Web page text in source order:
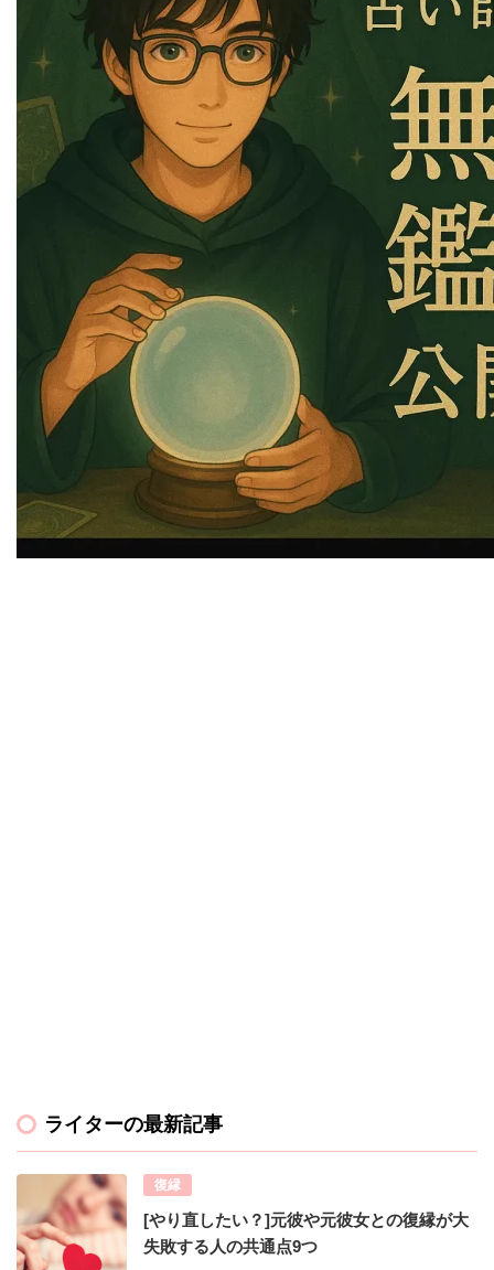
ライターの最新記事
復縁
[やり直したい？]元彼や元彼女との復縁が大
失敗する人の共通点9つ